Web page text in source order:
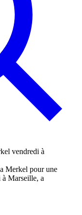
Merkel pour une
Marseille, a